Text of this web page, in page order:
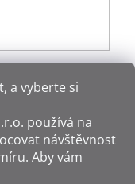
a vyberte si
používá na
návštěvnost
Aby vám